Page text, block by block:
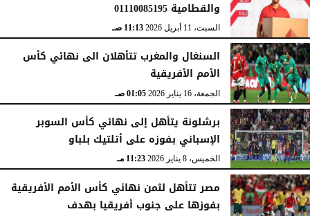
والقطامية 01110085195
السبت، 11 أبريل 2026 11:13 صـ
السنغال والمغرب تتأهلان الى نهائي كأس
الأمم الأفريقية
الجمعة، 16 يناير 2026 01:05 صـ
برشلونة يتأهل إلى نهائي كأس السوبر
الإسباني بفوزه على أتلتيك بلباو
الخميس، 8 يناير 2026 11:23 مـ
مصر تتأهل لثمن نهائي كأس الأمم الأفريقية
بفوزها على جنوب أفريقيا بهدف